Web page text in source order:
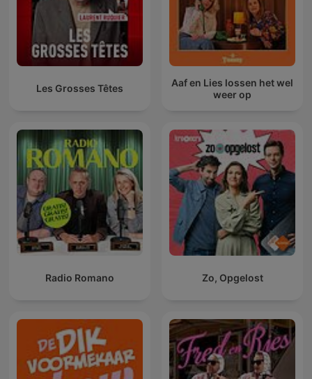
Les Grosses Têtes
Aaf en Lies lossen het wel
weer op
Radio Romano Zo, Opgelost